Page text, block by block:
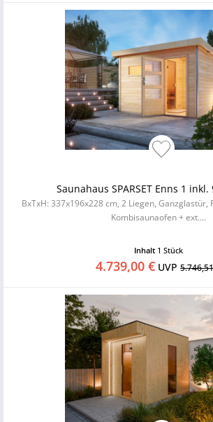
Saunahaus SPARSET Enns 1 inkl.
BxTxH: 337x196x228 cm, 2 Liegen, Ganzglastür,
Kombisaunaofen + ext....
Inhalt 1 Stück
4.739,00 € UVP